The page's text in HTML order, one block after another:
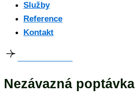
Služby
Reference
Kontakt
Nezávazná poptávka